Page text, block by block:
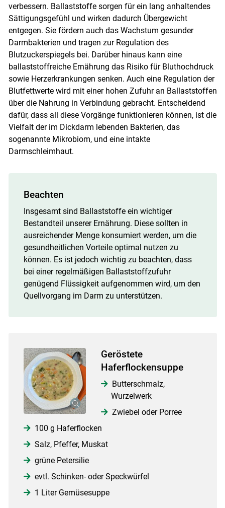
verbessern. Ballaststoffe sorgen für ein lang anhaltendes
Sättigungsgefühl und wirken dadurch Übergewicht
entgegen. Sie fördern auch das Wachstum gesunder
Darmbakterien und tragen zur Regulation des
Blutzuckerspiegels bei. Darüber hinaus kann eine
ballaststoffreiche Ernährung das Risiko für Bluthochdruck
sowie Herzerkrankungen senken. Auch eine Regulation der
Blutfettwerte wird mit einer hohen Zufuhr an Ballaststoffen
über die Nahrung in Verbindung gebracht. Entscheidend
dafür, dass all diese Vorgänge funktionieren können, ist die
Vielfalt der im Dickdarm lebenden Bakterien, das
sogenannte Mikrobiom, und eine intakte
Darmschleimhaut.
Beachten
Insgesamt sind Ballaststoffe ein wichtiger
Bestandteil unserer Ernährung. Diese sollten in
ausreichender Menge konsumiert werden, um die
gesundheitlichen Vorteile optimal nutzen zu
können. Es ist jedoch wichtig zu beachten, dass
bei einer regelmäßigen Ballaststoffzufuhr
genügend Flüssigkeit aufgenommen wird, um den
Quellvorgang im Darm zu unterstützen.
Geröstete
Haferflockensuppe
Butterschmalz,
Wurzelwerk
Zwiebel oder Porree
100 g Haferflocken
Salz, Pfeffer, Muskat
grüne Petersilie
evtl. Schinken- oder Speckwürfel
1 Liter Gemüsesuppe